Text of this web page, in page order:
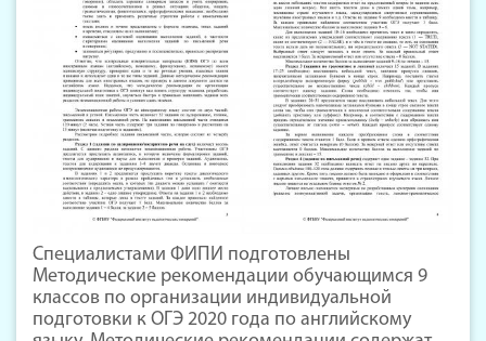
Специалистами ФИПИ подготовлены
Методические рекомендации обучающимся 9
классов по организации индивидуальной
подготовки к ОГЭ 2020 года по английскому